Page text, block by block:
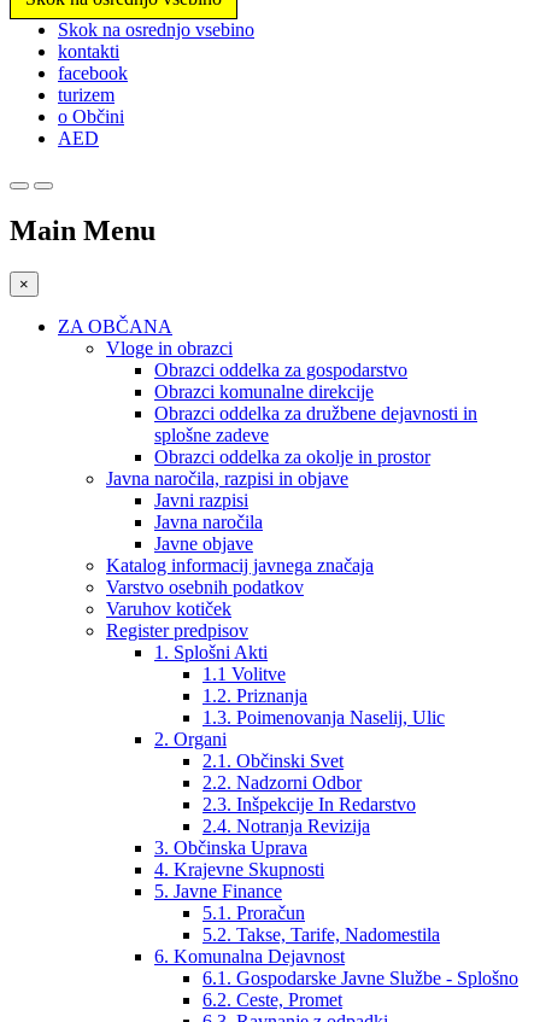
Prosimo,
upoštevajte:
spletno
mesto
vključuje
sistem
Skok na osrednjo vsebino
kontakti
facebook
turizem
o Občini
AED
Main Menu
×
ZA OBČANA
Vloge in obrazci
Obrazci oddelka za gospodarstvo
Obrazci komunalne direkcije
Obrazci oddelka za družbene dejavnosti in
splošne zadeve
Obrazci oddelka za okolje in prostor
Javna naročila, razpisi in objave
Javni razpisi
Javna naročila
Javne objave
Katalog informacij javnega značaja
Varstvo osebnih podatkov
Varuhov kotiček
Register predpisov
1. Splošni Akti
1.1 Volitve
1.2. Priznanja
1.3. Poimenovanja Naselij, Ulic
2. Organi
2.1. Občinski Svet
2.2. Nadzorni Odbor
2.3. Inšpekcije In Redarstvo
2.4. Notranja Revizija
3. Občinska Uprava
4. Krajevne Skupnosti
5. Javne Finance
5.1. Proračun
5.2. Takse, Tarife, Nadomestila
6. Komunalna Dejavnost
6.1. Gospodarske Javne Službe - Splošno
6.2. Ceste, Promet